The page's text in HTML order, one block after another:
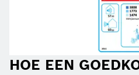
HOE EEN